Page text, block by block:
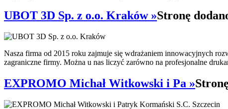
UBOT 3D Sp. z o.o. Kraków »Stronę
Nasza firma od 2015 roku zajmuje się wdrażaniem innowacyjnych
zagraniczne firmy. Można u nas liczyć zarówno na profesjonalne
EXPROMO Michał Witkowski i Pa »